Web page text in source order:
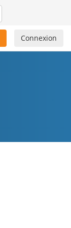
Connexion